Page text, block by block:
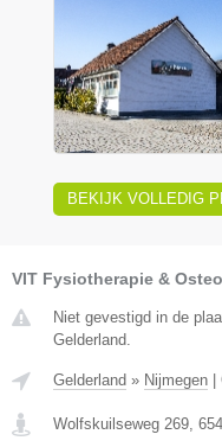
BEKIJK VOLLEDIG
VIT Fysiotherapie &
Niet gevestigd in de
Gelderland.
Gelderland » Nijmegen
Wolfskuilseweg 269,